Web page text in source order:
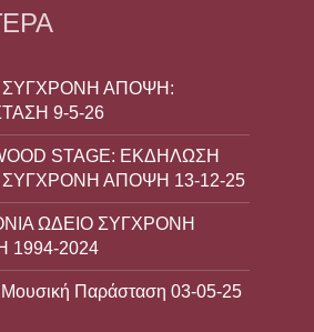
ΣΥΓΧΡΟΝΗ ΑΠΟΨΗ:
9-5-26
STAGE: ΕΚΔΗΛΩΣΗ
ΣΥΓΧΡΟΝΗ ΑΠΟΨΗ 13-12-25
ΩΔΕΙΟ ΣΥΓΧΡΟΝΗ
2024
Μουσική Παράσταση 03-05-25